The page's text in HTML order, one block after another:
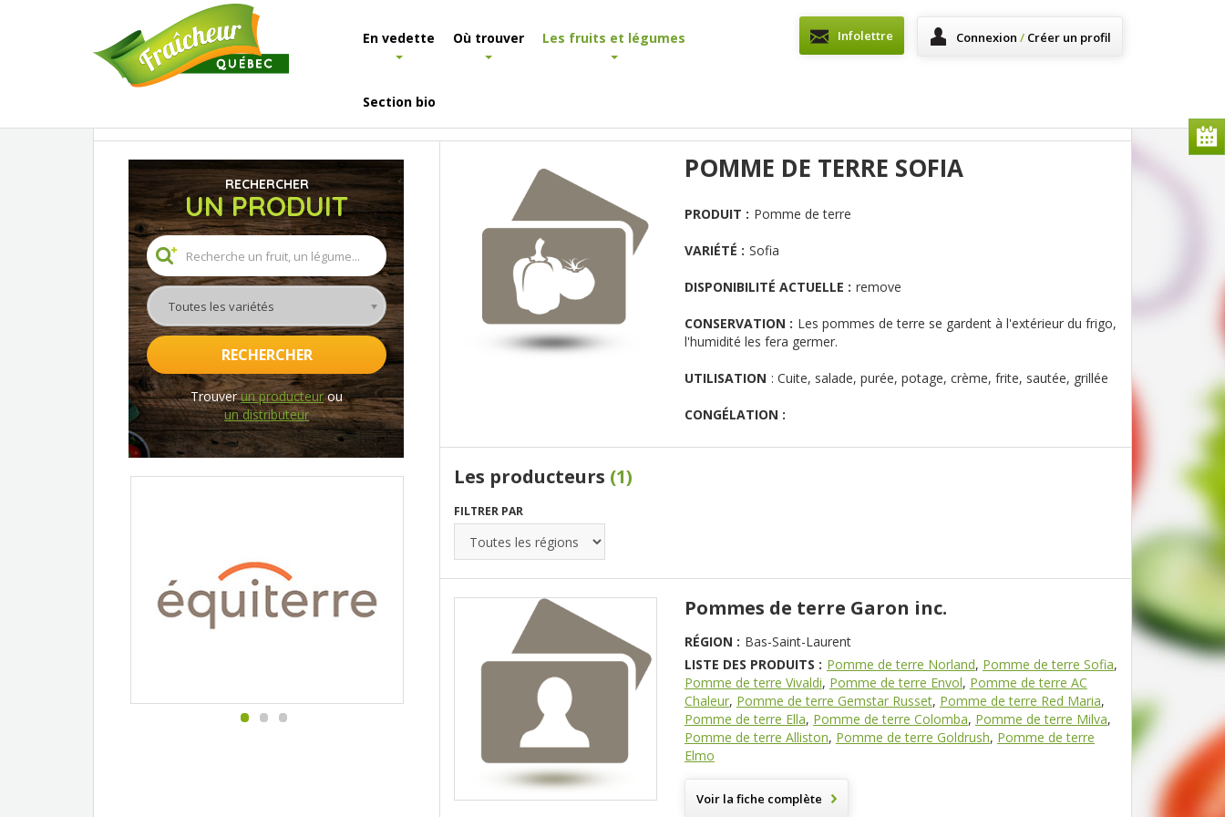
En vedette Où trouver Les fruits et légumes
Section bio
Infolettre Connexion / Créer un profil
RECHERCHER
UN PRODUIT
Toutes les variétés
RECHERCHER
Trouverun producteurou
un distributeur
POMME DE TERRE SOFIA
PRODUIT : Pomme de terre
VARIÉTÉ : Sofia
DISPONIBILITÉ ACTUELLE : remove
CONSERVATION : Les pommes de terre se gardent à l'extérieur du frigo,
l'humidité les fera germer.
UTILISATION : Cuite, salade, purée, potage, crème, frite, sautée, grillée
CONGÉLATION :
Les producteurs (1)
FILTRER PAR
Pommes de terre Garon inc.
RÉGION : Bas-Saint-Laurent
LISTE DES PRODUITS : Pomme de terre Norland, Pomme de terre Sofia,
Pomme de terre Vivaldi, Pomme de terre Envol, Pomme de terre AC
Chaleur, Pomme de terre Gemstar Russet, Pomme de terre Red Maria,
Pomme de terre Ella, Pomme de terre Colomba, Pomme de terre Milva,
Pomme de terre Alliston, Pomme de terre Goldrush, Pomme de terre
Elmo
Voir la fiche complète